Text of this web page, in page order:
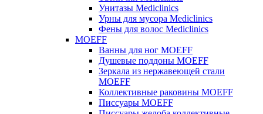
Унитазы Mediclinics
Урны для мусора Mediclinics
Фены для волос Mediclinics
MOEFF
Ванны для ног MOEFF
Душевые поддоны MOEFF
Зеркала из нержавеющей стали
MOEFF
Коллективные раковины MOEFF
Писсуары MOEFF